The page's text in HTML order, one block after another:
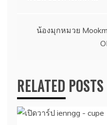
navigation
น้องมุกหมวย
RELATED POSTS